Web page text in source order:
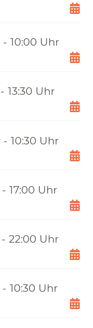
10:00 Uhr
13:30 Uhr
10:30 Uhr
17:00 Uhr
22:00 Uhr
10:30 Uhr